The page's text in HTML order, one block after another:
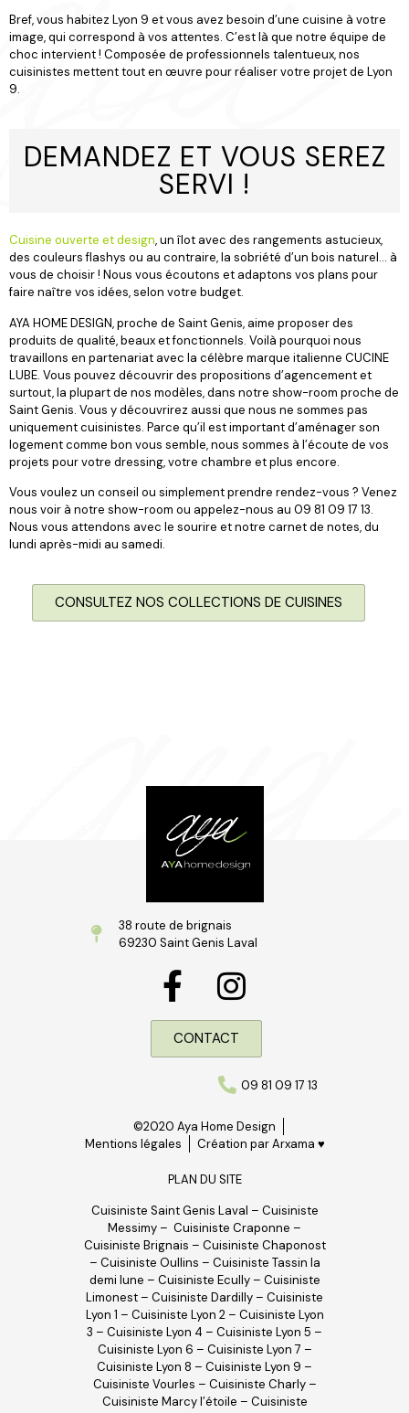
Bref, vous habitez Lyon 9 et vous avez besoin d’une cuisine à votre
image, qui correspond à vos attentes. C’est là que notre équipe de
choc intervient ! Composée de professionnels talentueux, nos
cuisinistes mettent tout en œuvre pour réaliser votre projet de Lyon
9.
DEMANDEZ ET VOUS SEREZ
SERVI !
Cuisine ouverte et design, un îlot avec des rangements astucieux,
des couleurs flashys ou au contraire, la sobriété d’un bois naturel… à
vous de choisir ! Nous vous écoutons et adaptons vos plans pour
faire naître vos idées, selon votre budget.
AYA HOME DESIGN, proche de Saint Genis, aime proposer des
produits de qualité, beaux et fonctionnels. Voilà pourquoi nous
travaillons en partenariat avec la célèbre marque italienne CUCINE
LUBE. Vous pouvez découvrir des propositions d’agencement et
surtout, la plupart de nos modèles, dans notre show-room proche de
Saint Genis. Vous y découvrirez aussi que nous ne sommes pas
uniquement cuisinistes. Parce qu’il est important d’aménager son
logement comme bon vous semble, nous sommes à l’écoute de vos
projets pour votre dressing, votre chambre et plus encore.
Vous voulez un conseil ou simplement prendre rendez-vous ? Venez
nous voir à notre show-room ou appelez-nous au 09 81 09 17 13.
Nous vous attendons avec le sourire et notre carnet de notes, du
lundi après-midi au samedi.
CONSULTEZ NOS COLLECTIONS DE CUISINES
38 route de brignais
69230 Saint Genis Laval
CONTACT
09 81 09 17 13
©2020 Aya Home Design
Mentions légales
Création par Arxama ♥
PLAN DU SITE
Cuisiniste Saint Genis Laval – Cuisiniste
Messimy – Cuisiniste Craponne –
Cuisiniste Brignais – Cuisiniste Chaponost
– Cuisiniste Oullins – Cuisiniste Tassin la
demi lune – Cuisiniste Ecully– Cuisiniste
Limonest – Cuisiniste Dardilly – Cuisiniste
Lyon 1 – Cuisiniste Lyon 2– Cuisiniste Lyon
3 – Cuisiniste Lyon 4 – Cuisiniste Lyon 5 –
Cuisiniste Lyon 6 – Cuisiniste Lyon 7 –
Cuisiniste Lyon 8 – Cuisiniste Lyon 9 –
Cuisiniste Vourles – Cuisiniste Charly–
Cuisiniste Marcy l’étoile – Cuisiniste